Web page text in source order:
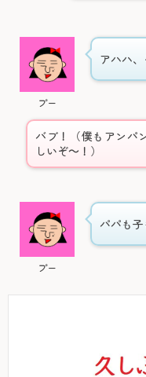
プー
アハハ
バブ！（僕もアンパ
しいぞ～！）
プー
パパも